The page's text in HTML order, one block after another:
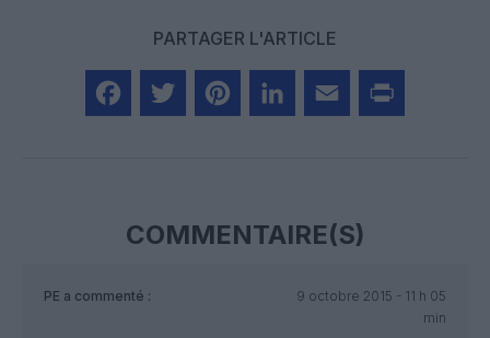
PARTAGER L'ARTICLE
COMMENTAIRE(S)
PE a commenté :
9 octobre 2015 - 11 h 05
min